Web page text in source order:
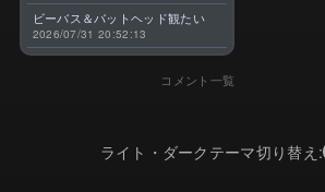
ビーバス＆バットヘッド観たい
2026/07/31 20:52:13
コメント一覧
ライト・ダークテーマ切り替え: